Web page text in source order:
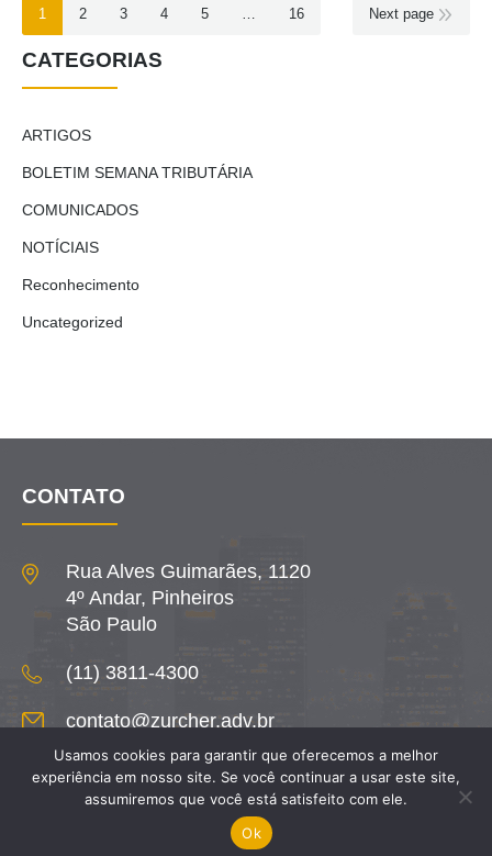
1 2 3 4 5 … 16 Next page
CATEGORIAS
ARTIGOS
BOLETIM SEMANA TRIBUTÁRIA
COMUNICADOS
NOTÍCIAIS
Reconhecimento
Uncategorized
CONTATO
Rua Alves Guimarães, 1120
4º Andar, Pinheiros
São Paulo
(11) 3811-4300
contato@zurcher.adv.br
Usamos cookies para garantir que oferecemos a melhor
experiência em nosso site. Se você continuar a usar este site,
assumiremos que você está satisfeito com ele.
Ok